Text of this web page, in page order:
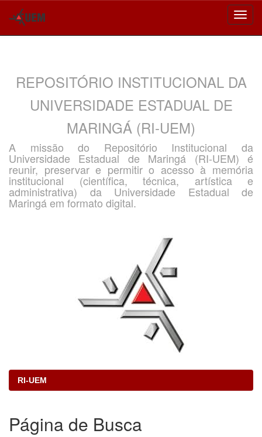
REPOSITÓRIO INSTITUCIONAL DA
UNIVERSIDADE ESTADUAL DE
MARINGÁ (RI-UEM)
A missão do Repositório Institucional da
Universidade Estadual de Maringá (RI-UEM) é
reunir, preservar e permitir o acesso à memória
institucional (científica, técnica, artística e
administrativa) da Universidade Estadual de
Maringá em formato digital.
RI-UEM
Página de Busca